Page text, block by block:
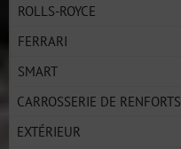
ROLLS-ROYCE
FERRARI
SMART
CARROSSERIE DE RENFORTS
EXTÉRIEUR